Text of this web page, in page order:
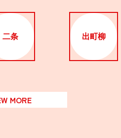
二条 出町柳
MORE